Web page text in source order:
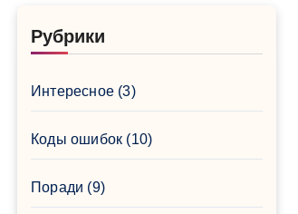
Рубрики
Интересное (3)
Коды ошибок (10)
Поради (9)